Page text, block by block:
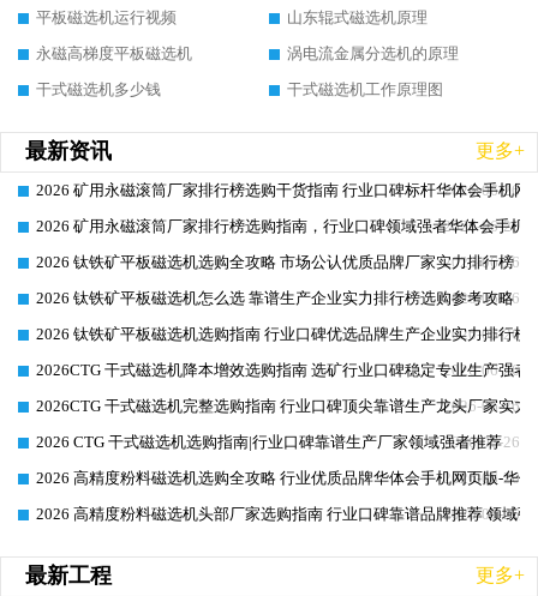
平板磁选机运行视频
山东辊式磁选机原理
永磁高梯度平板磁选机
涡电流金属分选机的原理
干式磁选机多少钱
干式磁选机工作原理图
最新资讯 更多+
2026-06-26
2026 矿用永磁滚筒厂家排行榜选购干货指南 行业口碑标杆华体会手机网
2026-06-26
2026 矿用永磁滚筒厂家排行榜选购指南，行业口碑领域强者华体会手机
2026-06-26
2026 钛铁矿平板磁选机选购全攻略 市场公认优质品牌厂家实力排行榜
2026-06-26
2026 钛铁矿平板磁选机怎么选 靠谱生产企业实力排行榜选购参考攻略
2026-06-26
2026 钛铁矿平板磁选机选购指南 行业口碑优选品牌生产企业实力排行榜
2026-06-26
2026CTG 干式磁选机降本增效选购指南 选矿行业口碑稳定专业生产强者
2026-06-26
2026CTG 干式磁选机完整选购指南 行业口碑顶尖靠谱生产龙头厂家实力
2026-06-26
2026 CTG 干式磁选机选购指南|行业口碑靠谱生产厂家领域强者推荐
2026-06-26
2026 高精度粉料磁选机选购全攻略 行业优质品牌华体会手机网页版-华
2026-06-26
2026 高精度粉料磁选机头部厂家选购指南 行业口碑靠谱品牌推荐 领域
最新工程 更多+